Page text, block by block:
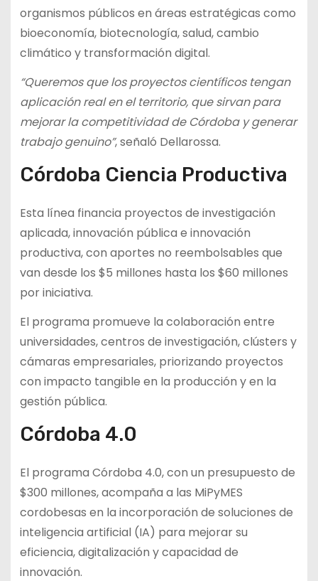
organismos públicos en áreas estratégicas como
bioeconomía, biotecnología, salud, cambio
climático y transformación digital.
“Queremos que los proyectos científicos tengan
aplicación real en el territorio, que sirvan para
mejorar la competitividad de Córdoba y generar
trabajo genuino”, señaló Dellarossa.
Córdoba Ciencia Productiva
Esta línea financia proyectos de investigación
aplicada, innovación pública e innovación
productiva, con aportes no reembolsables que
van desde los $5 millones hasta los $60 millones
por iniciativa.
El programa promueve la colaboración entre
universidades, centros de investigación, clústers y
cámaras empresariales, priorizando proyectos
con impacto tangible en la producción y en la
gestión pública.
Córdoba 4.0
El programa Córdoba 4.0, con un presupuesto de
$300 millones, acompaña a las MiPyMES
cordobesas en la incorporación de soluciones de
inteligencia artificial (IA) para mejorar su
eficiencia, digitalización y capacidad de
innovación.